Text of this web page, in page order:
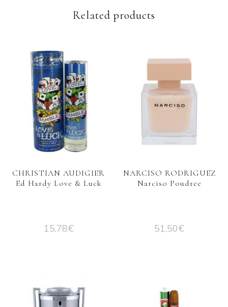
Related products
CHRISTIAN AUDIGIER
Ed Hardy Love & Luck
15,78€
NARCISO RODRIGUEZ
Narciso Poudree
51,50€